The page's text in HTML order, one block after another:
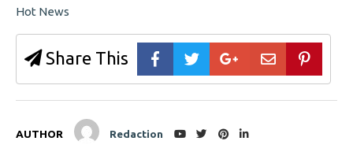
Hot News
Share This
AUTHOR Redaction